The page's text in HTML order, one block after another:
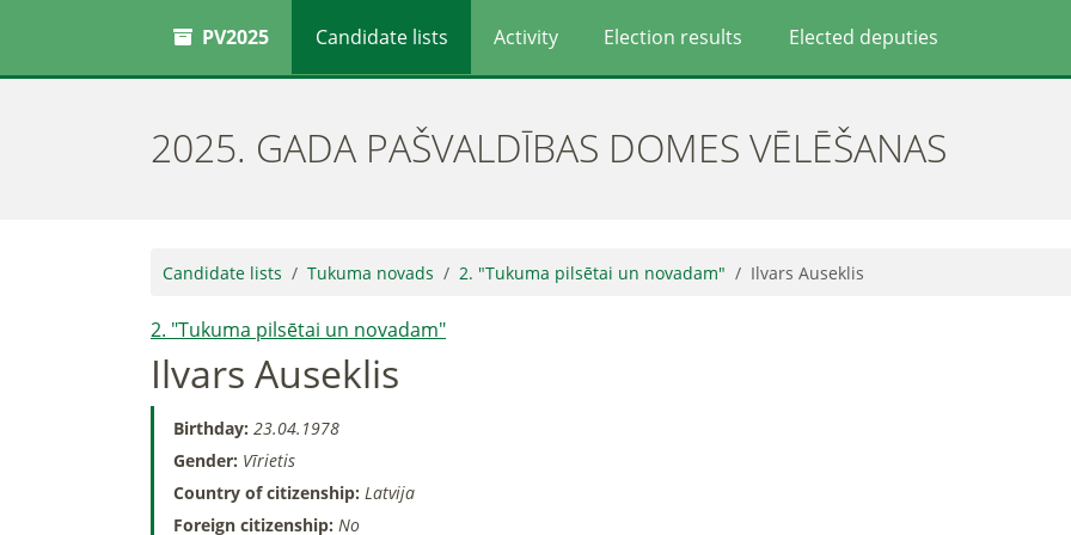
PV2025 Candidate lists Activity Election results Elected deputies
2025. GADA PAŠVALDĪBAS DOMES VĒLĒŠANAS
Candidate lists Tukuma novads 2. "Tukuma pilsētai un novadam" Ilvars Auseklis
2. "Tukuma pilsētai un novadam"
Ilvars Auseklis
Birthday: 23.04.1978
Gender: Vīrietis
Country of citizenship: Latvija
Foreign citizenship: No